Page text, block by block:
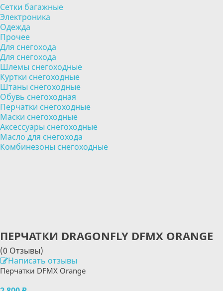
Сетки багажные
Электроника
Одежда
Прочее
Для снегохода
Для снегохода
Шлемы снегоходные
Куртки снегоходные
Штаны снегоходные
Обувь снегоходная
Перчатки снегоходные
Маски снегоходные
Аксессуары снегоходные
Масло для снегохода
Комбинезоны снегоходные
ПЕРЧАТКИ DRAGONFLY DFMX ORANGE
(0 Отзывы)
Написать отзывы
Перчатки DFMX Orange